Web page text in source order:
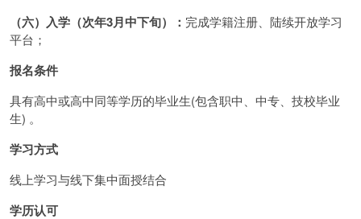
（六）入学（次年3月中下旬）： 完成学籍注册、陆续开放学习
平台；
报名条件
具有高中或高中同等学历的毕业生(包含职中、中专、技校毕业
生) 。
学习方式
线上学习与线下集中面授结合
学历认可